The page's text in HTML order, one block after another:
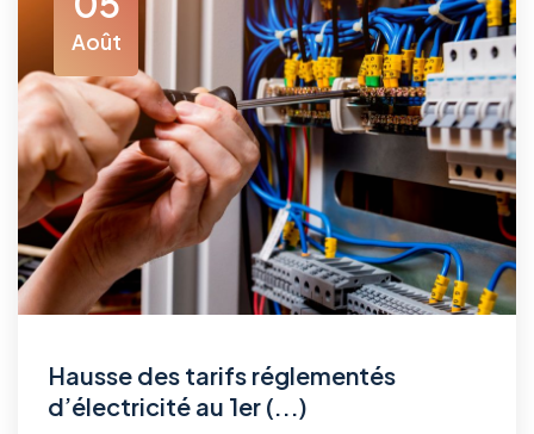
Août
Hausse des tarifs réglementés
d’électricité au 1er (...)